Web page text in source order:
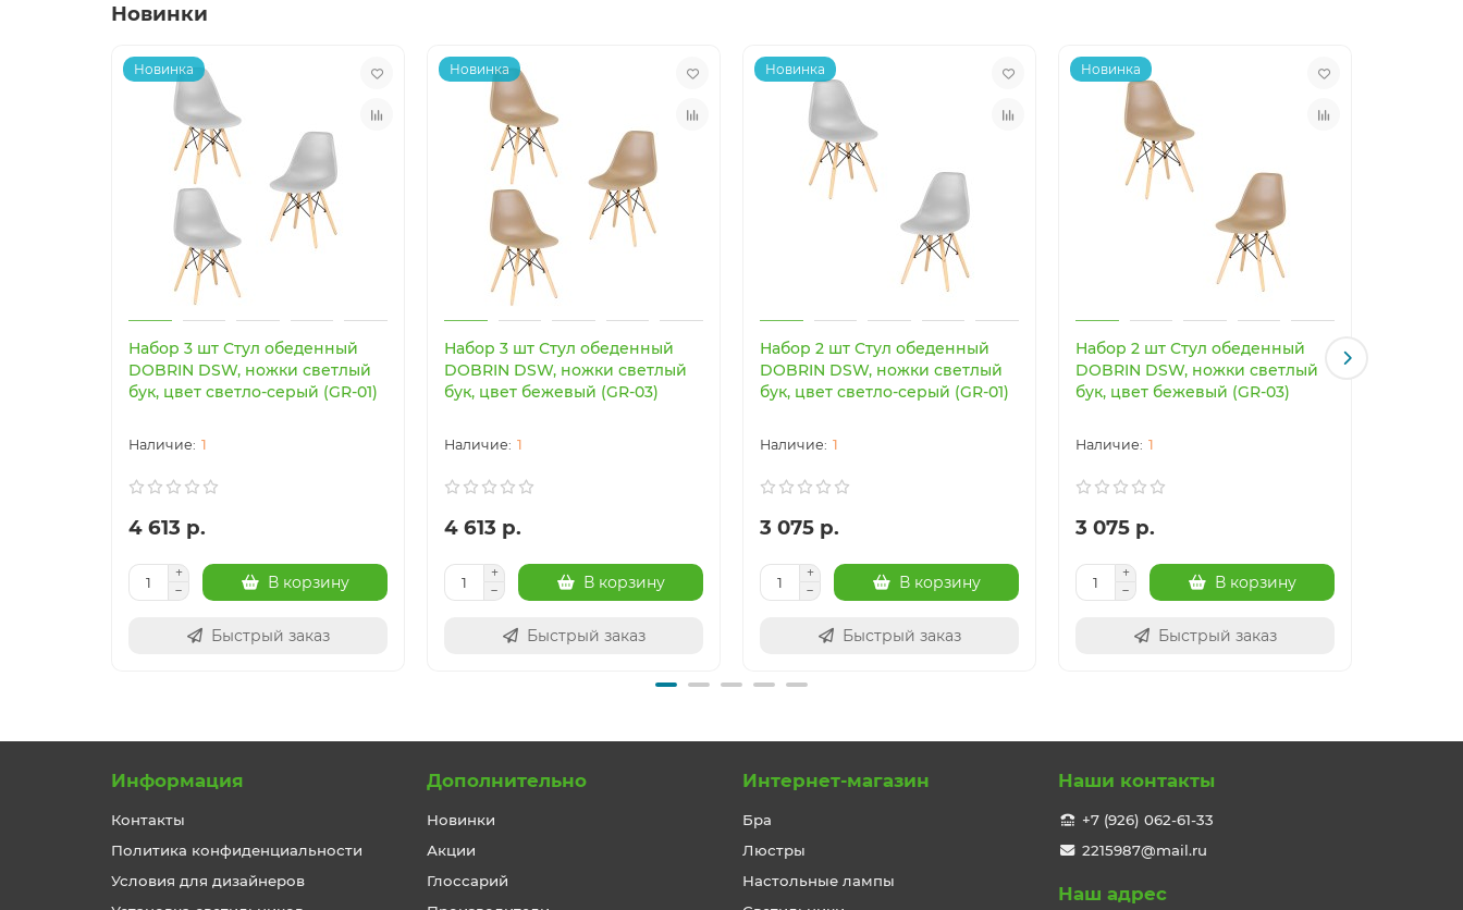
Новинки
Новинка
Набор 3 шт Стул обеденный
DOBRIN DSW, ножки светлый
бук, цвет светло-серый (GR-01)
1
4 613 р.
В корзину
Быстрый заказ
Новинка
Набор 3 шт Стул обеденный
DOBRIN DSW, ножки светлый
бук, цвет бежевый (GR-03)
1
4 613 р.
В корзину
Быстрый заказ
Новинка
Набор 2 шт Стул обеденный
DOBRIN DSW, ножки светлый
бук, цвет светло-серый (GR-01)
1
3 075 р.
В корзину
Быстрый заказ
Новинка
Набор 2 шт Стул обеденный
DOBRIN DSW, ножки светлый
бук, цвет бежевый (GR-03)
1
3 075 р.
В корзину
Быстрый заказ
Информация
Контакты
Политика конфиденциальности
Условия для дизайнеров
Дополнительно
Новинки
Акции
Глоссарий
Интернет-магазин
Бра
Люстры
Настольные лампы
Наши контакты
+7 (926) 062-61-33
2215987@mail.ru
Наш адрес